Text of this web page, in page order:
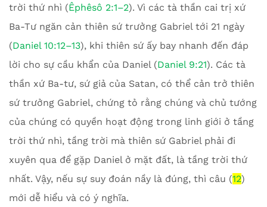
trời thứ nhì (Êphêsô 2:1–2). Vì các tà thần cai trị xứ
Ba-Tư ngăn cản thiên sứ trưởng Gabriel tới 21 ngày
(Daniel 10:12–13), khi thiên sứ ấy bay nhanh đến đáp
lời cho sự cầu khẩn của Daniel (Daniel 9:21). Các tà
thần xứ Ba-tư, sứ giả của Satan, có thể cản trở thiên
sứ trưởng Gabriel, chứng tỏ rằng chúng và chủ tướng
của chúng có quyền hoạt động trong linh giới ở tầng
trời thứ nhì, tầng trời mà thiên sứ Gabriel phải đi
xuyên qua để gặp Daniel ở mặt đất, là tầng trời thứ
nhất. Vậy, nếu sự suy đoán nầy là đúng, thì câu (12)
mới dễ hiểu và có ý nghĩa.